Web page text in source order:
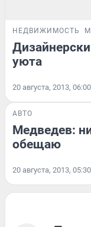
НЕДВИЖИМОСТЬ
уюта
20 августа, 2013, 06:00
АВТО
Медведев:
обещаю
20 августа, 2013, 05:30